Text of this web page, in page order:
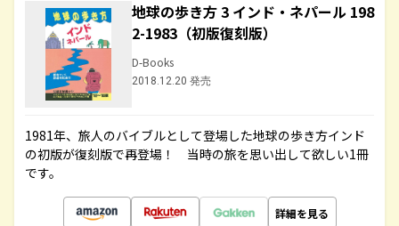
地球の歩き方 3 インド・ネパール 198
2-1983（初版復刻版）
D-Books
2018.12.20 発売
1981年、旅人のバイブルとして登場した地球の歩き方インド
の初版が復刻版で再登場！ 当時の旅を思い出して欲しい1冊
です。
詳細を見る